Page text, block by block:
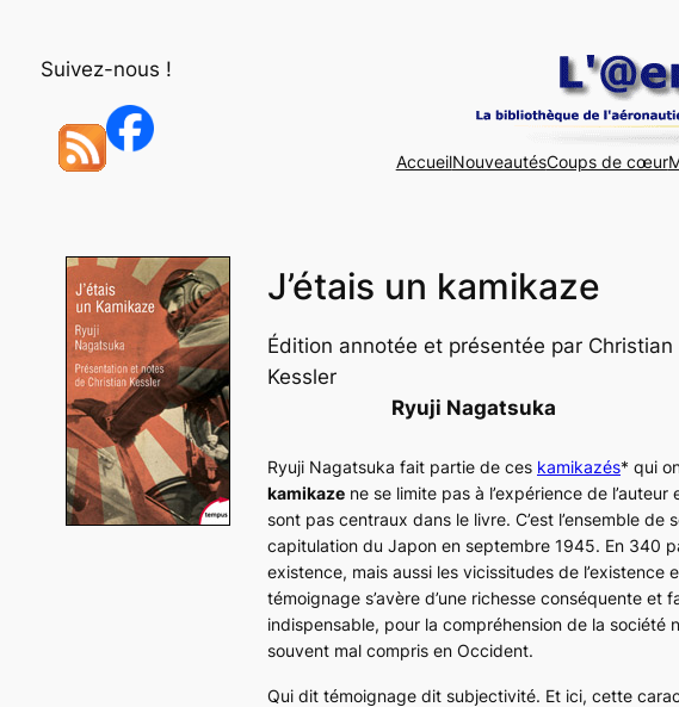
Suivez-nous !
AccueilNouveautésCoups de cœur
J’étais un kamikaze
Édition annotée et présentée par Christian
Kessler
Ryuji Nagatsuka
Ryuji Nagatsuka fait partie de ces kamikazés* qui
kamikaze ne se limite pas à l’expérience de
sont pas centraux dans le livre. C’est l’ensemble
capitulation du Japon en septembre 1945. En 340
existence, mais aussi les vicissitudes de
témoignage s’avère d’une richesse conséquente et
indispensable, pour la compréhension de la
souvent mal compris en Occident.
Qui dit témoignage dit subjectivité. Et ici, cette